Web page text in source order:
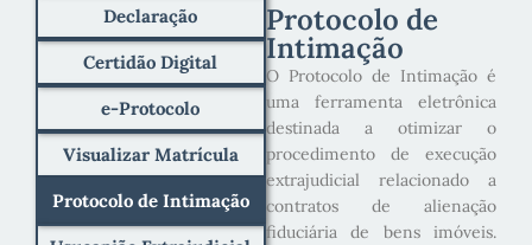
Declaração
Certidão Digital
e-Protocolo
Visualizar Matrícula
Protocolo de Intimação
Protocolo de
Intimação
O Protocolo de Intimação é
uma ferramenta eletrônica
destinada a otimizar o
procedimento de execução
extrajudicial relacionado a
contratos de alienação
fiduciária de bens imóveis.